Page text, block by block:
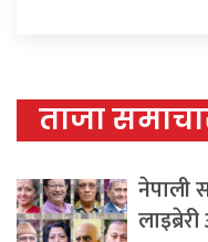
ताजा
नेपाली